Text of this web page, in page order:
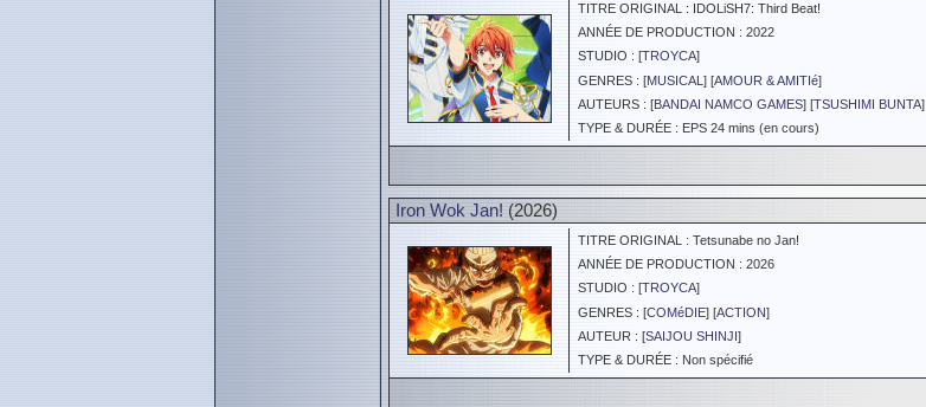
TITRE ORIGINAL : IDOLiSH7: Third Beat!
ANNÉE DE PRODUCTION : 2022
STUDIO : [TROYCA]
GENRES : [MUSICAL ] [AMOUR & AMITIé]
AUTEURS : [BANDAI NAMCO GAMES] [TSUSHIMI BUNTA]
TYPE & DURÉE : EPS 24 mins (en cours)
Iron Wok Jan! (2026)
TITRE ORIGINAL : Tetsunabe no Jan!
ANNÉE DE PRODUCTION : 2026
STUDIO : [TROYCA]
GENRES : [COMéDIE] [ACTION]
AUTEUR : [SAIJOU SHINJI]
TYPE & DURÉE : Non spécifié